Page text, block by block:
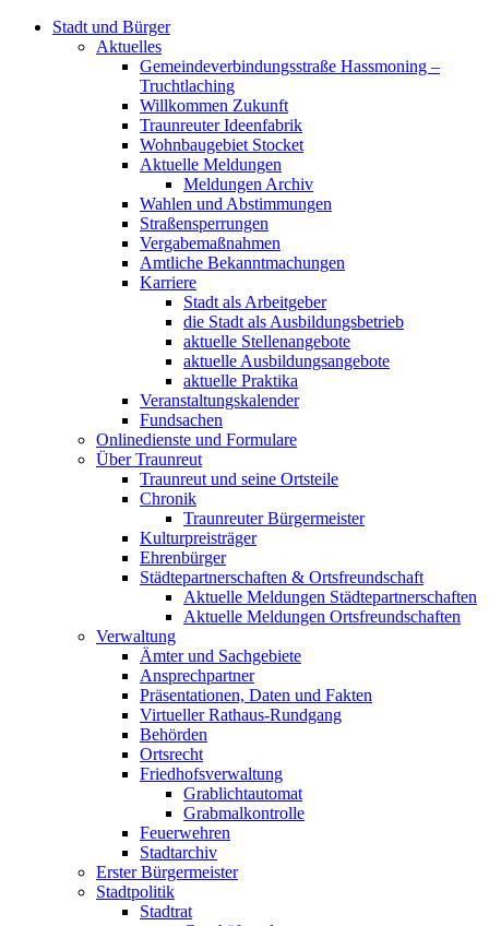
Stadt und Bürger
Aktuelles
Gemeindeverbindungsstraße Hassmoning –
Truchtlaching
Willkommen Zukunft
Traunreuter Ideenfabrik
Wohnbaugebiet Stocket
Aktuelle Meldungen
Meldungen Archiv
Wahlen und Abstimmungen
Straßensperrungen
Vergabemaßnahmen
Amtliche Bekanntmachungen
Karriere
Stadt als Arbeitgeber
die Stadt als Ausbildungsbetrieb
aktuelle Stellenangebote
aktuelle Ausbildungsangebote
aktuelle Praktika
Veranstaltungskalender
Fundsachen
Onlinedienste und Formulare
Über Traunreut
Traunreut und seine Ortsteile
Chronik
Traunreuter Bürgermeister
Kulturpreisträger
Ehrenbürger
Städtepartnerschaften & Ortsfreundschaft
Aktuelle Meldungen Städtepartnerschaften
Aktuelle Meldungen Ortsfreundschaften
Verwaltung
Ämter und Sachgebiete
Ansprechpartner
Präsentationen, Daten und Fakten
Virtueller Rathaus-Rundgang
Behörden
Ortsrecht
Friedhofsverwaltung
Grablichtautomat
Grabmalkontrolle
Feuerwehren
Stadtarchiv
Erster Bürgermeister
Stadtpolitik
Stadtrat